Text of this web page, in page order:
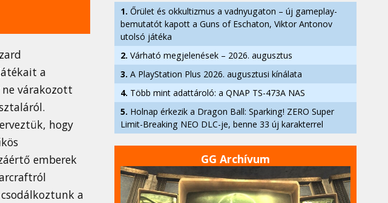
a
várakozott
hogy
emberek
a
1. Őrület és okkultizmus a vadnyugaton – új gameplay-
bemutatót kapott a Guns of Eschaton, Viktor Antonov
utolsó játéka
2. Várható megjelenések – 2026. augusztus
3. A PlayStation Plus 2026. augusztusi kínálata
4. Több mint adattároló: a QNAP TS-473A NAS
5. Holnap érkezik a Dragon Ball: Sparking! ZERO Super
Limit-Breaking NEO DLC-je, benne 33 új karakterrel
GG Archívum